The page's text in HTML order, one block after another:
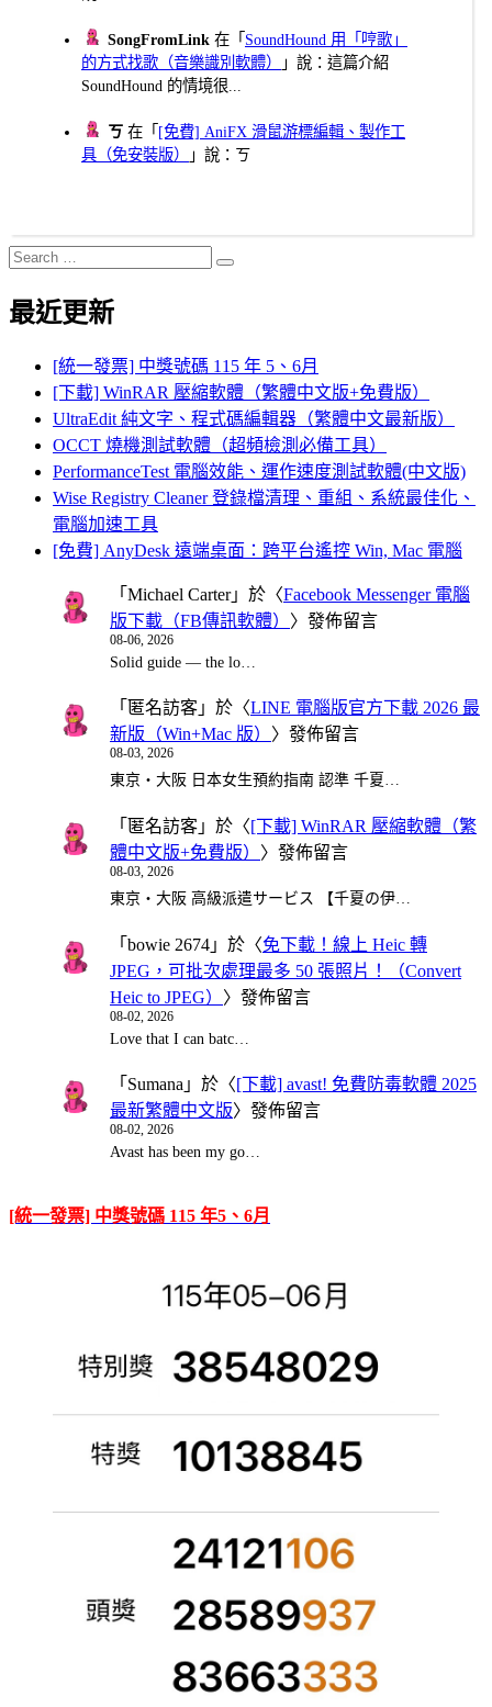
SongFromLink 在「 SoundHound 用「哼歌」
的方式找歌（音樂識別軟體）
」說：這篇介紹
SoundHound 的情境很...
ㄎ 在「 [免費] AniFX 滑鼠游標編輯、製作工
具（免安裝版）
」說：ㄎ
Search
for:
Search
最近更新
[統一發票] 中獎號碼 115 年 5、6月
[下載] WinRAR 壓縮軟體（繁體中文版+免費版）
UltraEdit 純文字、程式碼編輯器（繁體中文最新版）
OCCT 燒機測試軟體（超頻檢測必備工具）
PerformanceTest 電腦效能、運作速度測試軟體(中文版)
Wise Registry Cleaner 登錄檔清理、重組、系統最佳化、
電腦加速工具
[免費] AnyDesk 遠端桌面：跨平台遙控 Win, Mac 電腦
「 Michael Carter」於〈Facebook Messenger 電腦
版下載（FB傳訊軟體） 〉發佈留言
08-06, 2026
Solid guide — the lo…
「 匿名訪客 」於〈LINE 電腦版官方下載 2026 最
新版（Win+Mac 版） 〉發佈留言
08-03, 2026
東京・大阪 日本女生預約指南 認準 千夏…
「 匿名訪客 」於〈[下載] WinRAR 壓縮軟體（繁
體中文版+免費版） 〉發佈留言
08-03, 2026
東京・大阪 高級派遣サービス 【千夏の伊…
「 bowie 2674 」於〈免下載！線上 Heic 轉
JPEG，可批次處理最多 50 張照片！（Convert
Heic to JPEG） 〉發佈留言
08-02, 2026
Love that I can batc…
「 Sumana 」於〈[下載] avast! 免費防毒軟體 2025
最新繁體中文版〉發佈留言
08-02, 2026
Avast has been my go…
[統一發票] 中獎號碼 115 年5、6月